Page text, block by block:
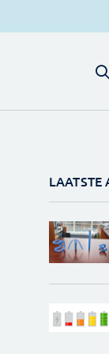
LAATSTE